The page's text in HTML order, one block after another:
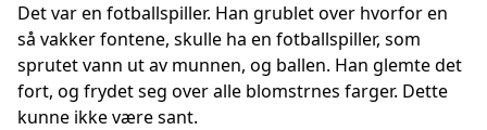
Det var en fotballspiller. Han grublet over hvorfor en
så vakker fontene, skulle ha en fotballspiller, som
sprutet vann ut av munnen, og ballen. Han glemte det
fort, og frydet seg over alle blomstrnes farger. Dette
kunne ikke være sant.